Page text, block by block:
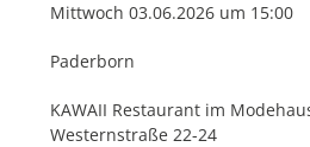
Mittwoch 03.06.2026 um 15:00
Paderborn
KAWAII Restaurant im
Westernstraße 22-24